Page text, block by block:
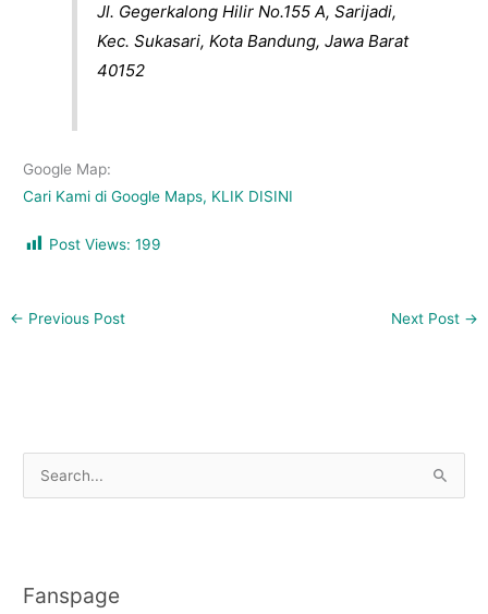
Jl. Gegerkalong Hilir No.155 A, Sarijadi,
Kec. Sukasari, Kota Bandung, Jawa Barat
40152
Google Map:
Cari Kami di Google Maps, KLIK DISINI
Post Views: 199
← Previous Post Next Post →
c
Fanspage